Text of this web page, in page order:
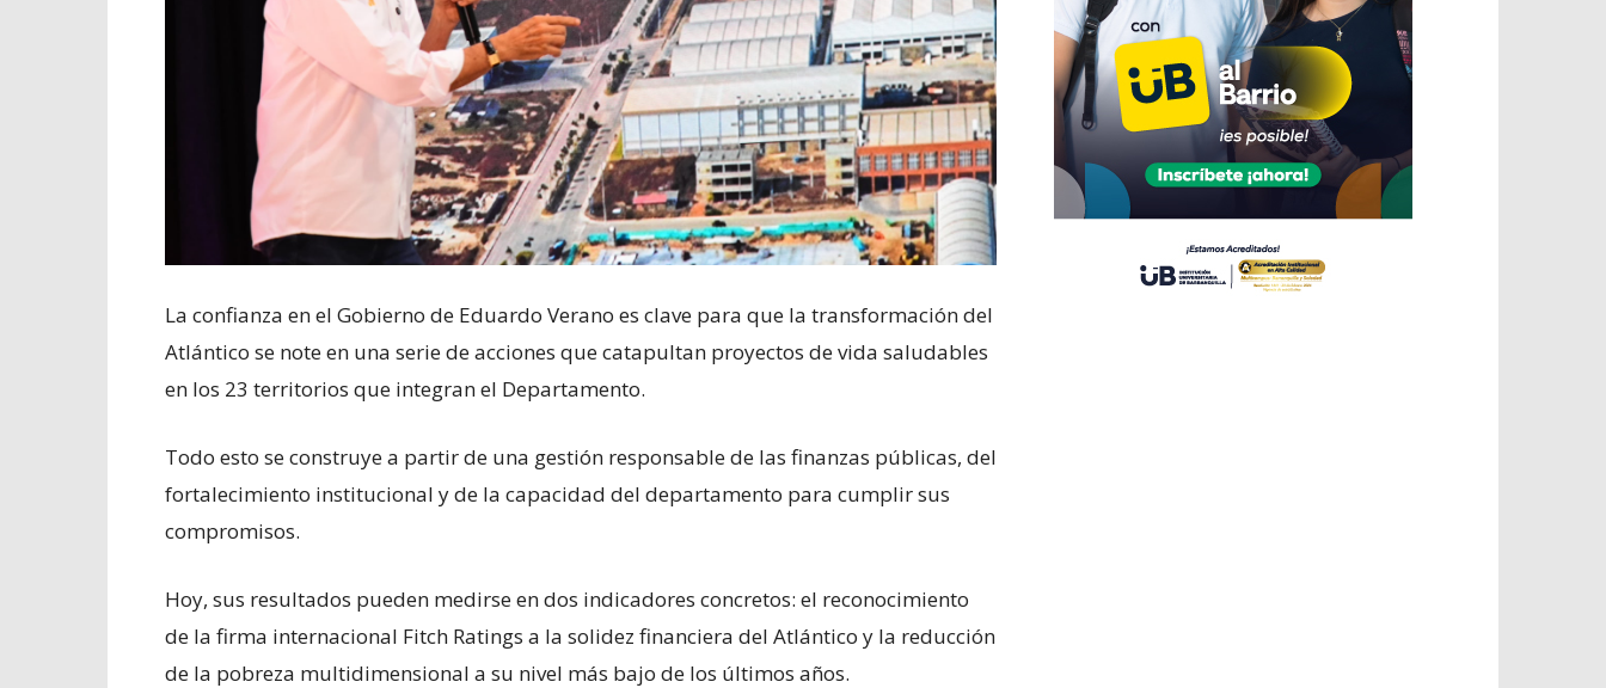
La confianza en el Gobierno de Eduardo Verano es clave para que la transformación del
Atlántico se note en una serie de acciones que catapultan proyectos de vida saludables
en los 23 territorios que integran el Departamento.
Todo esto se construye a partir de una gestión responsable de las finanzas públicas, del
fortalecimiento institucional y de la capacidad del departamento para cumplir sus
compromisos.
Hoy, sus resultados pueden medirse en dos indicadores concretos: el reconocimiento
de la firma internacional Fitch Ratings a la solidez financiera del Atlántico y la reducción
de la pobreza multidimensional a su nivel más bajo de los últimos años.